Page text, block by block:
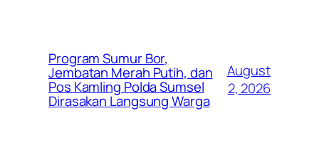
Program Sumur Bor,
Jembatan Merah Putih, dan
Pos Kamling Polda Sumsel
Dirasakan Langsung Warga
August
2, 2026